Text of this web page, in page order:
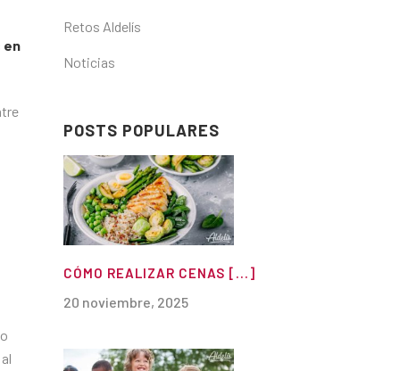
en
Retos Aldelís
Noticias
POSTS POPULARES
CÓMO REALIZAR CENAS [...]
20 noviembre, 2025